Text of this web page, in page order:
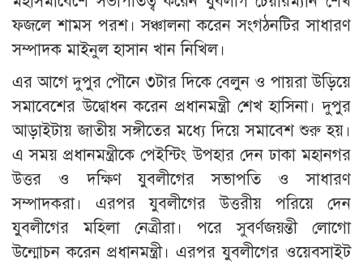
ফজলে শামস পরশ। সঞ্চালনা করেন সংগঠনটির সাধারণ
সম্পাদক মাইনুল হাসান খান নিখিল।
এর আগে দুপুর পৌনে ৩টার দিকে বেলুন ও পায়রা উড়িয়ে
সমাবেশের উদ্বোধন করেন প্রধানমন্ত্রী শেখ হাসিনা। দুপুর
আড়াইটায় জাতীয় সঙ্গীতের মধ্যে দিয়ে সমাবেশ শুরু হয়।
এ সময় প্রধানমন্ত্রীকে পেইন্টিং উপহার দেন ঢাকা মহানগর
উত্তর ও দক্ষিণ যুবলীগের সভাপতি ও সাধারণ
সম্পাদকরা। এরপর যুবলীগের উত্তরীয় পরিয়ে দেন
যুবলীগের মহিলা নেত্রীরা। পরে সুবর্ণজয়ন্তী লোগো
উন্মোচন করেন প্রধানমন্ত্রী। এরপর যুবলীগের ওয়েবসাইট